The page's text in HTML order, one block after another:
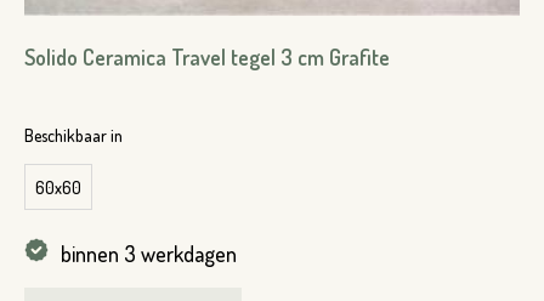
Solido Ceramica Travel tegel 3 cm Grafite
Beschikbaar in
60x60
binnen 3 werkdagen